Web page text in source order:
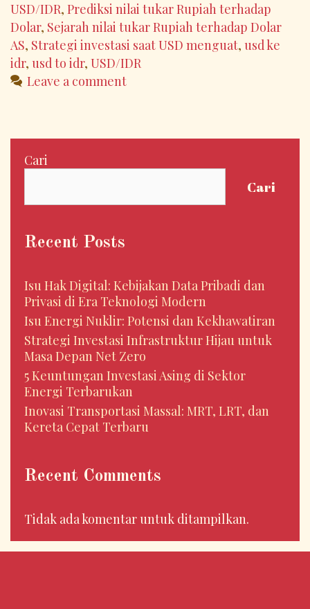
USD/IDR, Prediksi nilai tukar Rupiah terhadap
Dolar, Sejarah nilai tukar Rupiah terhadap Dolar
AS, Strategi investasi saat USD menguat, usd ke
idr, usd to idr, USD/IDR
Leave a comment
Cari
Cari
Recent Posts
Isu Hak Digital: Kebijakan Data Pribadi dan
Privasi di Era Teknologi Modern
Isu Energi Nuklir: Potensi dan Kekhawatiran
Strategi Investasi Infrastruktur Hijau untuk
Masa Depan Net Zero
5 Keuntungan Investasi Asing di Sektor
Energi Terbarukan
Inovasi Transportasi Massal: MRT, LRT, dan
Kereta Cepat Terbaru
Recent Comments
Tidak ada komentar untuk ditampilkan.